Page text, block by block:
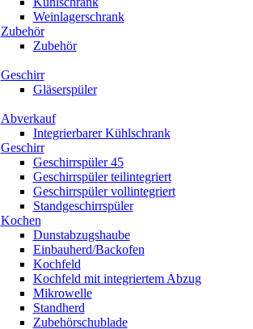
Weinlagerschrank
Zubehör
Zubehör
Geschirr
Gläserspüler
Abverkauf
Integrierbarer Kühlschrank
Geschirr
Geschirrspüler 45
Geschirrspüler teilintegriert
Geschirrspüler vollintegriert
Standgeschirrspüler
Kochen
Dunstabzugshaube
Einbauherd/Backofen
Kochfeld
Kochfeld mit integriertem Abzug
Mikrowelle
Standherd
Zubehörschublade